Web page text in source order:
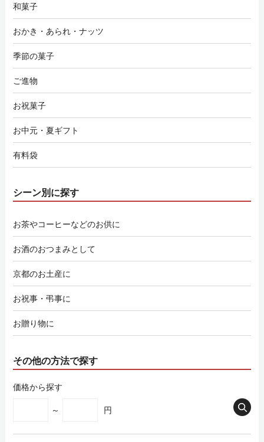
和菓子
おかき・あられ・ナッツ
季節の菓子
ご進物
お祝菓子
お中元・夏ギフト
有料袋
シーン別に探す
お茶やコーヒーなどのお供に
お酒のおつまみとして
京都のお土産に
お祝事・弔事に
お贈り物に
その他の方法で探す
価格から探す
～ 円